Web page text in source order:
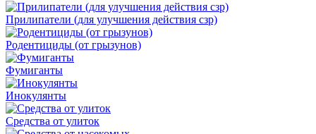
Прилипатели (для улучшения действия сзр)
Родентициды (от грызунов)
Фумиганты
Инокулянты
Средства от улиток